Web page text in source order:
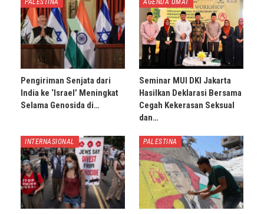
PALESTINA
Pengiriman Senjata dari
India ke ‘Israel’ Meningkat
Selama Genosida di…
AGENDA UMAT
Seminar MUI DKI Jakarta
Hasilkan Deklarasi Bersama
Cegah Kekerasan Seksual
dan…
INTERNASIONAL PALESTINA